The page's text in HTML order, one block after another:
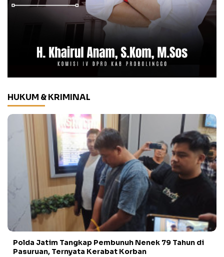
HUKUM & KRIMINAL
Polda Jatim Tangkap Pembunuh Nenek 79 Tahun di
Pasuruan, Ternyata Kerabat Korban